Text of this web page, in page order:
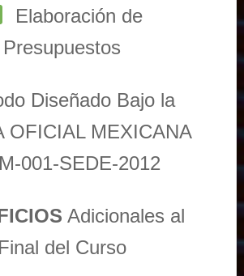
Elaboración de
Presupuestos
Diseñado Bajo la
OFICIAL MEXICANA
001-SEDE-2012
Adicionales al
Final del Curso